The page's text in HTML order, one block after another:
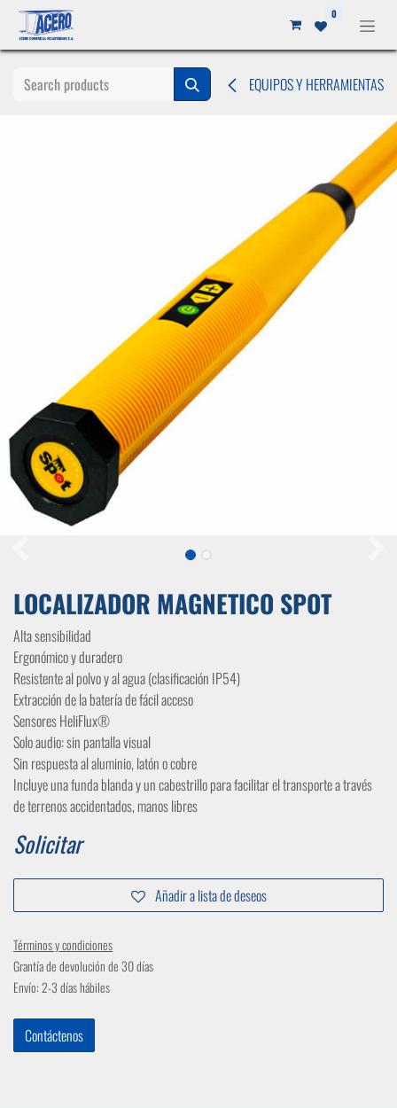
Ir al contenido 0
EQUIPOS Y HERRAMIENTAS
LOCALIZADOR MAGNETICO SPOT
Alta sensibilidad
Ergonómico y duradero
Resistente al polvo y al agua (clasificación IP54)
Extracción de la batería de fácil acceso
Sensores HeliFlux®
Solo audio: sin pantalla visual
Sin respuesta al aluminio, latón o cobre
Incluye una funda blanda y un cabestrillo para facilitar el transporte a través
de terrenos accidentados, manos libres
Solicitar
Añadir a lista de deseos
Términos y condiciones
Grantía de devolución de 30 días
Envío: 2-3 días hábiles
Contáctenos